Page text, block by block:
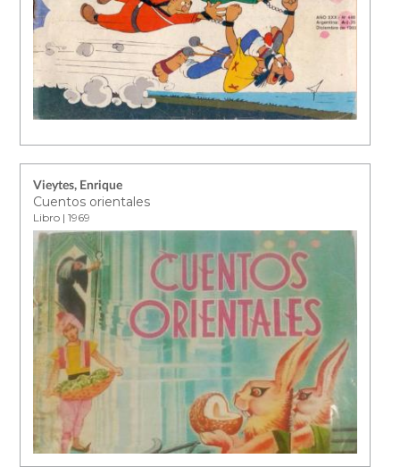
Vieytes, Enrique
Cuentos orientales
Libro | 1969